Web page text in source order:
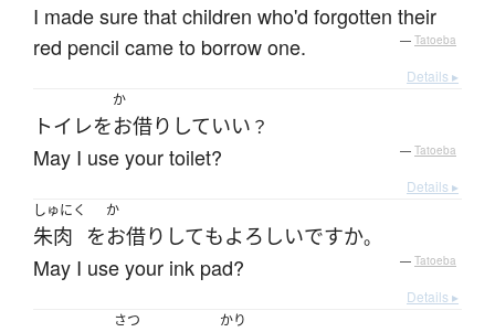
I made sure that children who'd forgotten their
red pencil came to borrow one.
— Tatoeba
Details ▸
トイレを
か
お借り していい ？
May I use your toilet? — Tatoeba
Details ▸
しゅにく
朱肉 を
か
お借り してもよろしいですか。
May I use your ink pad? — Tatoeba
Details ▸
さつ かり